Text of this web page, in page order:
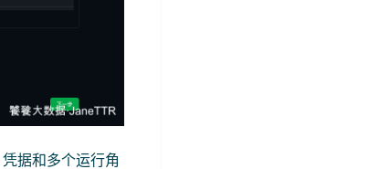
据和多个运行角